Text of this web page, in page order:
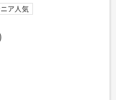
or 2Dゲームの開発実務
ング言語を用いた実務経
験4年以上
ア人気